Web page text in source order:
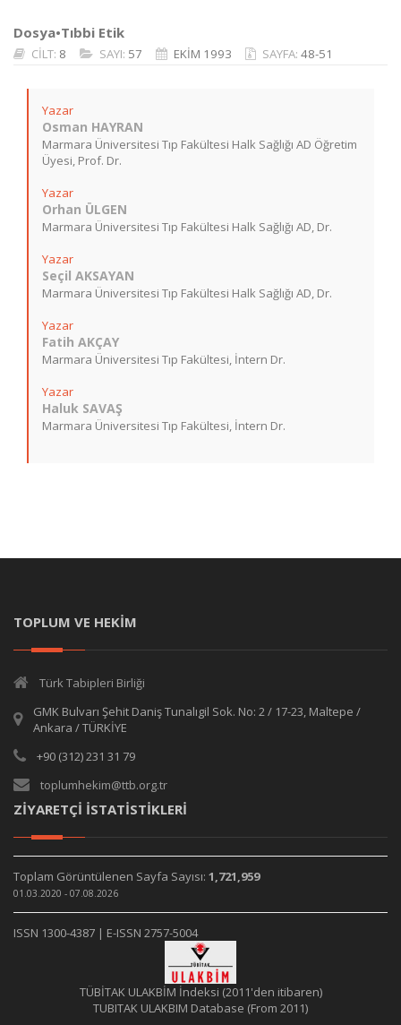
Dosya•Tıbbi Etik
CİLT: 8 SAYI: 57 EKİM 1993 SAYFA: 48-51
Yazar
Osman HAYRAN
Marmara Üniversitesi Tıp Fakültesi Halk Sağlığı AD Öğretim
Üyesi, Prof. Dr.
Yazar
Orhan ÜLGEN
Marmara Üniversitesi Tıp Fakültesi Halk Sağlığı AD, Dr.
Yazar
Seçil AKSAYAN
Marmara Üniversitesi Tıp Fakültesi Halk Sağlığı AD, Dr.
Yazar
Fatih AKÇAY
Marmara Üniversitesi Tıp Fakültesi, İntern Dr.
Yazar
Haluk SAVAŞ
Marmara Üniversitesi Tıp Fakültesi, İntern Dr.
TOPLUM VE HEKİM
Türk Tabipleri Birliği
GMK Bulvarı Şehit Daniş Tunalıgil Sok. No: 2 / 17-23, Maltepe /
Ankara / TÜRKİYE
+90 (312) 231 31 79
toplumhekim@ttb.org.tr
ZİYARETÇİ İSTATİSTİKLERİ
Toplam Görüntülenen Sayfa Sayısı: 1,721,959
01.03.2020 - 07.08.2026
ISSN 1300-4387 | E-ISSN 2757-5004
TÜBİTAK ULAKBİM İndeksi (2011'den itibaren)
TUBITAK ULAKBIM Database (From 2011)